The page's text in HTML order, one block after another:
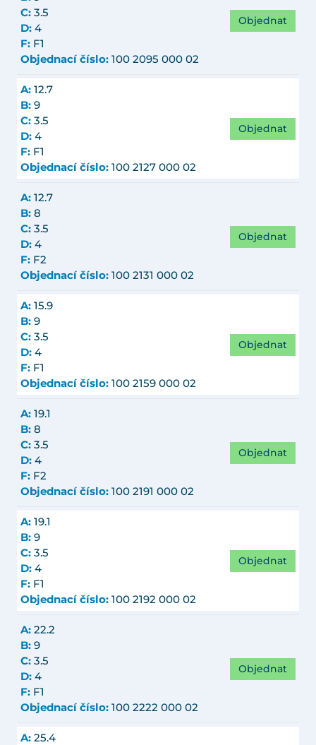
C: 3.5
D: 4
F: F1
Objednací číslo: 100 2095 000 02
Objednat
A: 12.7
B: 9
C: 3.5
D: 4
F: F1
Objednací číslo: 100 2127 000 02
Objednat
A: 12.7
B: 8
C: 3.5
D: 4
F: F2
Objednací číslo: 100 2131 000 02
Objednat
A: 15.9
B: 9
C: 3.5
D: 4
F: F1
Objednací číslo: 100 2159 000 02
Objednat
A: 19.1
B: 8
C: 3.5
D: 4
F: F2
Objednací číslo: 100 2191 000 02
Objednat
A: 19.1
B: 9
C: 3.5
D: 4
F: F1
Objednací číslo: 100 2192 000 02
Objednat
A: 22.2
B: 9
C: 3.5
D: 4
F: F1
Objednací číslo: 100 2222 000 02
Objednat
A: 25.4